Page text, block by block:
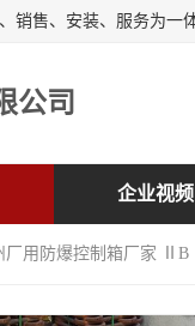
公司
企业视频
厂用防爆控制箱厂家 ⅡB